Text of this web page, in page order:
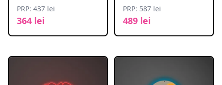
PRP: 437 lei
364 lei
PRP: 587 lei
489 lei